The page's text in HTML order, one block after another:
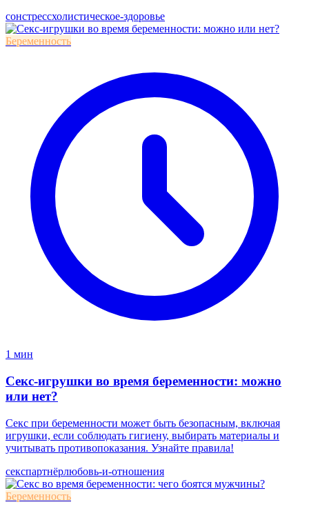
сонстрессхолистическое-здоровье
Беременность
1 мин
Секс-игрушки во время беременности: можно
или нет?
Секс при беременности может быть безопасным, включая
игрушки, если соблюдать гигиену, выбирать материалы и
учитывать противопоказания. Узнайте правила!
секспартнёрлюбовь-и-отношения
Беременность